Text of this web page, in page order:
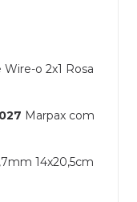
o 2x1 Rosa
Marpax com
14x20,5cm